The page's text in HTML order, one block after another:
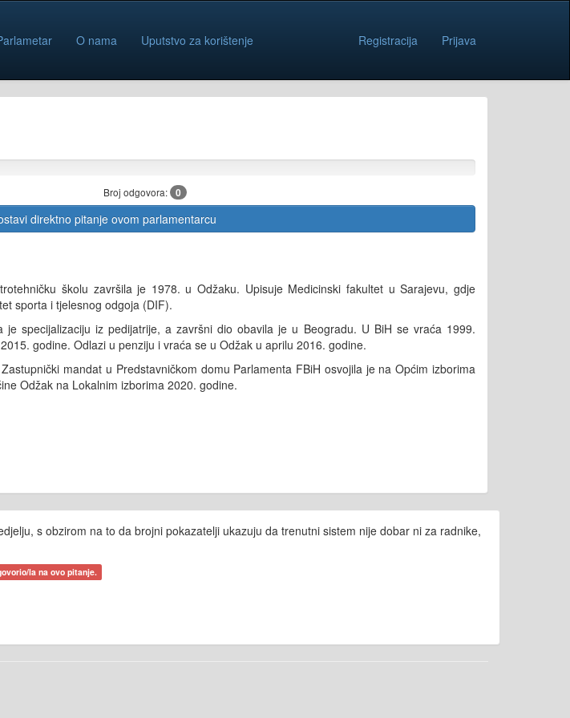
O nama Uputstvo za korištenje Registracija Prijava
Broj odgovora: 0
direktno pitanje ovom parlamentarcu
školu završila je 1978. u Odžaku. Upisuje Medicinski fakultet u Sarajevu, gdje
sporta i tjelesnog odgoja (DIF).
specijalizaciju iz pedijatrije, a završni dio obavila je u Beogradu. U BiH se vraća 1999.
godine. Odlazi u penziju i vraća se u Odžak u aprilu 2016. godine.
mandat u Predstavničkom domu Parlamenta FBiH osvojila je na Općim izborima
Odžak na Lokalnim izborima 2020. godine.
s obzirom na to da brojni pokazatelji ukazuju da trenutni sistem nije dobar ni za radnike,
la na ovo pitanje.